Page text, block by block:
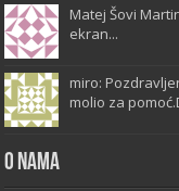
Matej Šovi
ekran...
miro:
molio za
O Nama